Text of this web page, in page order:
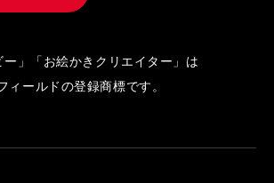
」「お絵かきクリエイター」は
ィールドの登録商標です。